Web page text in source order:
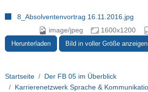
8_Absolventenvortrag 16.11.2016.jpg
image/jpeg
1600x1200
Herunterladen Bild in voller Größe
Startseite
Der FB 05 im Überblick
Karrierenetzwerk Sprache &